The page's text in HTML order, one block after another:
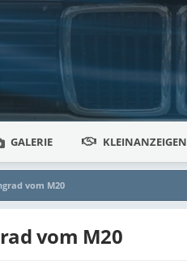
GALERIE KLEINANZEIGEN
vom M20
vom M20